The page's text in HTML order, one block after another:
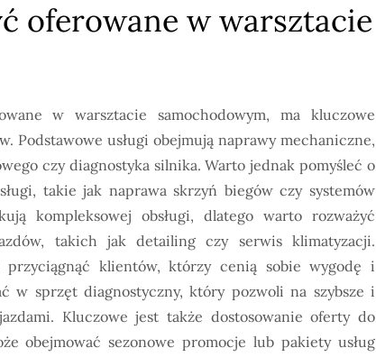
oferowane w warsztacie
w warsztacie samochodowym, ma kluczowe
Podstawowe usługi obejmują naprawy mechaniczne,
czy diagnostyka silnika. Warto jednak pomyśleć o
takie jak naprawa skrzyń biegów czy systemów
kompleksowej obsługi, dlatego warto rozważyć
takich jak detailing czy serwis klimatyzacji.
przyciągnąć klientów, którzy cenią sobie wygodę i
w sprzęt diagnostyczny, który pozwoli na szybsze i
Kluczowe jest także dostosowanie oferty do
obejmować sezonowe promocje lub pakiety usług